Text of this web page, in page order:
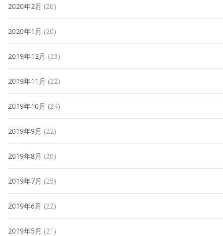
2020年2月 (20)
2020年1月 (20)
2019年12月 (23)
2019年11月 (22)
2019年10月 (24)
2019年9月 (22)
2019年8月 (20)
2019年7月 (25)
2019年6月 (22)
2019年5月 (21)